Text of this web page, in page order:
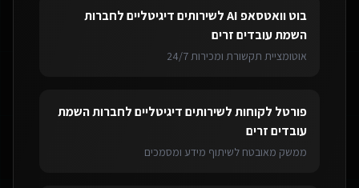
בוט וואטסאפ AI לשירותים דיגיטליים לחברות
השמת עובדים זרים
אוטומציית תקשורת ומכירות 24/7
פורטל לקוחותלשירותים דיגיטליים לחברות השמת
עובדים זרים
ממשק מאובטח לשיתוף מידע ומסמכים